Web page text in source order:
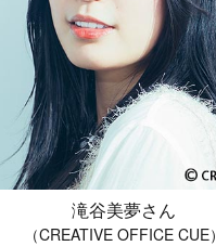
滝谷美夢さん
（CREATIVE OFFICE CUE）